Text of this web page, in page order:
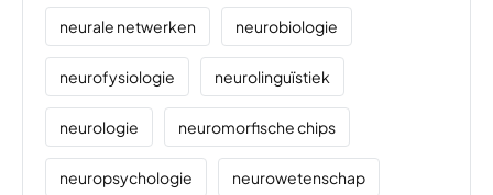
neurale netwerken neurobiologie
neurofysiologie neurolinguïstiek
neurologie neuromorfische chips
neuropsychologie neurowetenschap